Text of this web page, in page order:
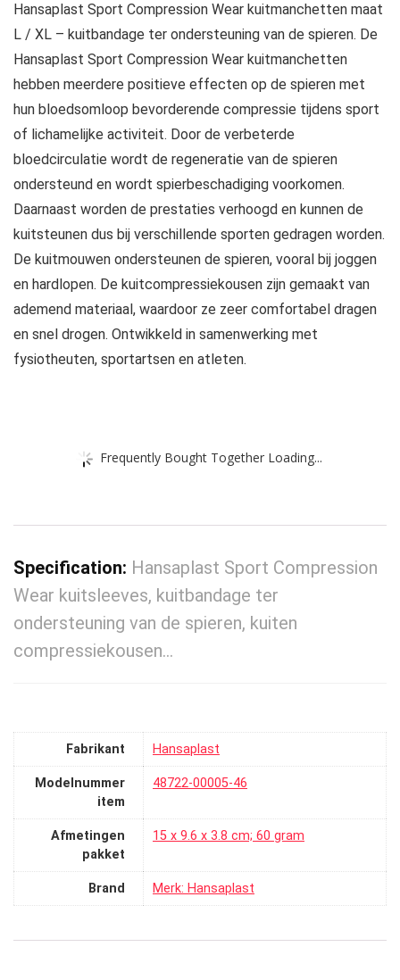
Hansaplast Sport Compression Wear kuitmanchetten maat
L / XL – kuitbandage ter ondersteuning van de spieren. De
Hansaplast Sport Compression Wear kuitmanchetten
hebben meerdere positieve effecten op de spieren met
hun bloedsomloop bevorderende compressie tijdens sport
of lichamelijke activiteit. Door de verbeterde
bloedcirculatie wordt de regeneratie van de spieren
ondersteund en wordt spierbeschadiging voorkomen.
Daarnaast worden de prestaties verhoogd en kunnen de
kuitsteunen dus bij verschillende sporten gedragen worden.
De kuitmouwen ondersteunen de spieren, vooral bij joggen
en hardlopen. De kuitcompressiekousen zijn gemaakt van
ademend materiaal, waardoor ze zeer comfortabel dragen
en snel drogen. Ontwikkeld in samenwerking met
fysiotheuten, sportartsen en atleten.
Frequently Bought Together Loading...
Specification: Hansaplast Sport Compression
Wear kuitsleeves, kuitbandage ter
ondersteuning van de spieren, kuiten
compressiekousen…
Fabrikant ‎Hansaplast
Modelnummer
item
‎48722-00005-46
Afmetingen
pakket
‎15 x 9.6 x 3.8 cm; 60 gram
Brand Merk: Hansaplast